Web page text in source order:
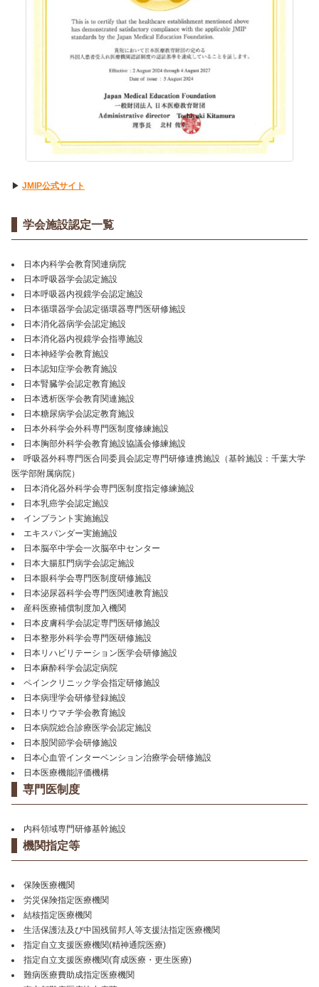
▶ JMIP公式サイト
学会施設認定一覧
日本内科学会教育関連病院
日本呼吸器学会認定施設
日本呼吸器内視鏡学会認定施設
日本循環器学会認定循環器専門医研修施設
日本消化器病学会認定施設
日本消化器内視鏡学会指導施設
日本神経学会教育施設
日本認知症学会教育施設
日本腎臓学会認定教育施設
日本透析医学会教育関連施設
日本糖尿病学会認定教育施設
日本外科学会外科専門医制度修練施設
日本胸部外科学会教育施設協議会修練施設
呼吸器外科専門医合同委員会認定専門研修連携施設（基幹施設：千葉大学
医学部附属病院）
日本消化器外科学会専門医制度指定修練施設
日本乳癌学会認定施設
インプラント実施施設
エキスパンダー実施施設
日本脳卒中学会一次脳卒中センター
日本大腸肛門病学会認定施設
日本眼科学会専門医制度研修施設
日本泌尿器科学会専門医関連教育施設
産科医療補償制度加入機関
日本皮膚科学会認定専門医研修施設
日本整形外科学会専門医研修施設
日本リハビリテーション医学会研修施設
日本麻酔科学会認定病院
ペインクリニック学会指定研修施設
日本病理学会研修登録施設
日本リウマチ学会教育施設
日本病院総合診療医学会認定施設
日本股関節学会研修施設
日本心血管インターベンション治療学会研修施設
日本医療機能評価機構
専門医制度
内科領域専門研修基幹施設
機関指定等
保険医療機関
労災保険指定医療機関
結核指定医療機関
生活保護法及び中国残留邦人等支援法指定医療機関
指定自立支援医療機関(精神通院医療)
指定自立支援医療機関(育成医療・更生医療)
難病医療費助成指定医療機関